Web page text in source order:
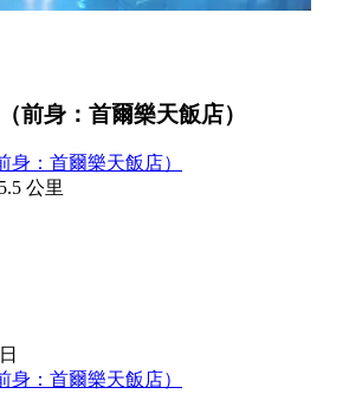
前身：首爾樂天飯店）
：首爾樂天飯店）
公里
：首爾樂天飯店）